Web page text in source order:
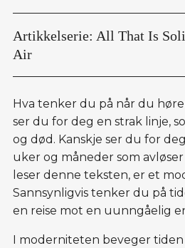
Artikkelserie: All That Is
Air
amerikanske filosofen Marshall
leve i en moderne og ustabil
fortelle oss om vår egen, urolige
Les også de to første artiklene i
En verden ute av vater
Kaos og kreativitet i en krisetid
Hva tenker du på når du
ser du for deg en strak linje,
og død. Kanskje ser du for
uker og måneder som
leser denne teksten, er et
Sannsynligvis tenker du på
en reise mot en uunngåelig
I moderniteten beveger tiden